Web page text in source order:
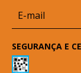
SEGURANÇA E